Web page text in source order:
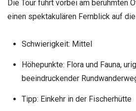
Die Tour führt vorbei am berühmten
einen spektakulären Fernblick auf
Schwierigkeit: Mittel
Höhepunkte: Flora und Fauna,
beeindruckender
Tipp: Einkehr in der Fischerhütte